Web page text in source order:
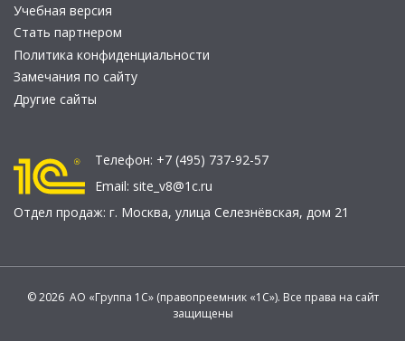
Учебная версия
Стать партнером
Политика конфиденциальности
Замечания по сайту
Другие сайты
Телефон: +7 (495) 737-92-57
Email: site_v8@1c.ru
Отдел продаж: г. Москва, улица Селезнёвская, дом 21
© 2026 АО «Группа 1С» (правопреемник «1С»). Все права на сайт
защищены